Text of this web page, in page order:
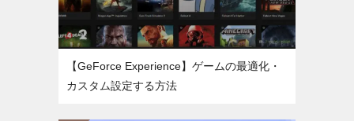
【GeForce Experience】ゲームの最適化・
カスタム設定する方法